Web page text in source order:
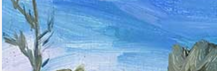
Production vidéo
Formation